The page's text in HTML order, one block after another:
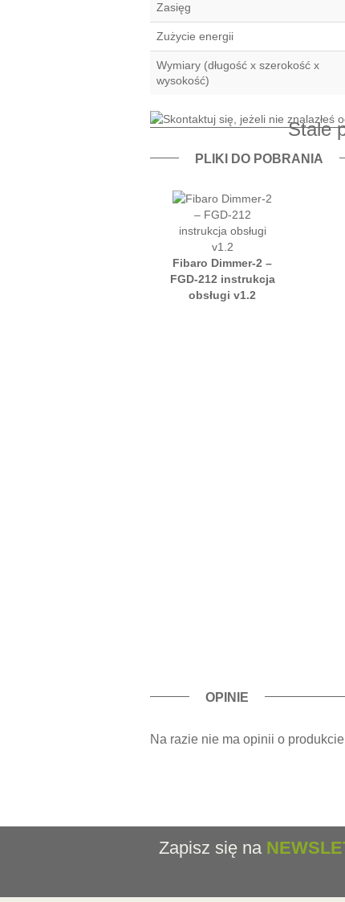
Zasięg
Zużycie energii
Wymiary (długość x szerokość x
wysokość)
Stale
PLIKI DO POBRANIA
Fibaro Dimmer-2 –
FGD-212 instrukcja
obsługi v1.2
OPINIE
Na razie nie ma opinii o
Zapisz się na